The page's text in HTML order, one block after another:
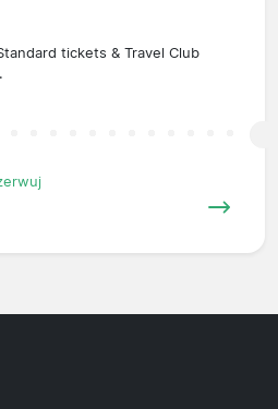
tickets & Travel Club